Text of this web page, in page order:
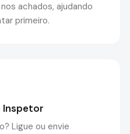
achados, ajudando
primeiro.
Inspetor
Ligue ou envie